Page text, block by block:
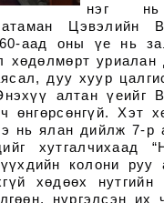
нэг нь
Цэвэлийн
аад оны үе нь
хөдөлмөрт уриалан
дуу хуур
алтан үеийг
өнгөрсөнгүй. Хэт
нь ялан дийлж 7-р
хутгалчихаад
колони руу
хөдөөх
нүргэлсэн их